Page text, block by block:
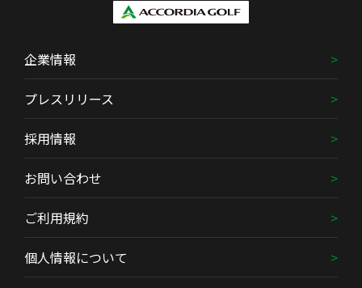
企業情報
プレスリリース
採用情報
お問い合わせ
ご利用規約
個人情報について